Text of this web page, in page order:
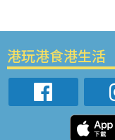
港玩港食港生活